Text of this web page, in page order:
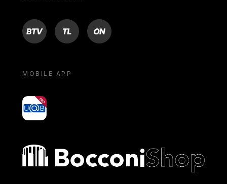
BTV TL ON
MOBILE APP
yoU@B
Bocconi shop